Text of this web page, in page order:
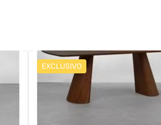
EXCLUSIVO
Mesa de Jantar Athos Castanho
x 1,10m